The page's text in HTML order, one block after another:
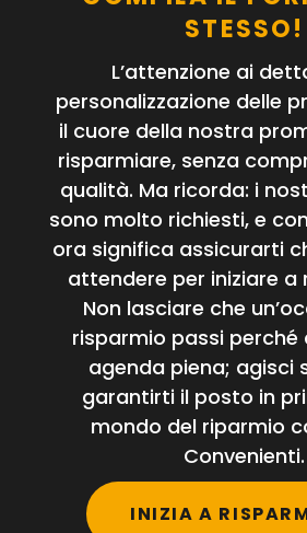
STESSO!
L’attenzione ai
personalizzazione delle
il cuore della nostra
risparmiare, senza
qualità. Ma ricorda: i
sono molto richiesti, e
ora significa assicurarti
attendere per iniziare a
Non lasciare che
risparmio passi perché
agenda piena; agisci
garantirti il posto in
mondo del riparmio
Convenienti.
INIZIA A